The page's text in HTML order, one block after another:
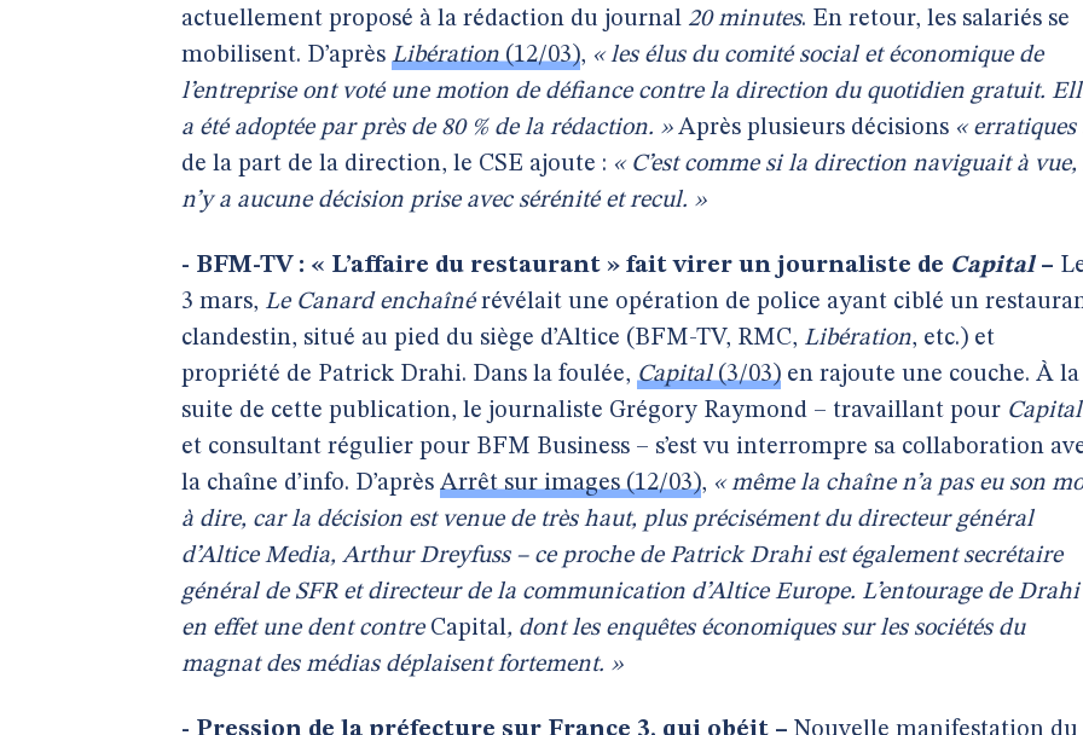
actuellement proposé à la rédaction du journal 20 minutes. En retour, les salariés se
mobilisent. D’après Libération(12/03), « les élus du comité social et économique de
l’entreprise ont voté une motion de défiance contre la direction du quotidien gratuit.
a été adoptée par près de 80 % de la rédaction. »Après plusieurs décisions « erratiques
de la part de la direction, le CSE ajoute : « C’est comme si la direction naviguait à
n’y a aucune décision prise avec sérénité et recul. »
- BFM-TV : « L’affaire du restaurant » fait virer un journaliste de Capital–
3 mars, Le Canard enchaînérévélait une opération de police ayant ciblé un
clandestin, situé au pied du siège d’Altice (BFM-TV, RMC, Libération, etc.) et
propriété de Patrick Drahi. Dans la foulée, Capital(3/03) en rajoute une couche. À la
suite de cette publication, le journaliste Grégory Raymond – travaillant pour Capital
et consultant régulier pour BFM Business – s’est vu interrompre sa collaboration
la chaîne d’info. D’après Arrêt sur images (12/03), « même la chaîne n’a pas eu son
à dire, car la décision est venue de très haut, plus précisément du directeur général
d’Altice Media, Arthur Dreyfuss – ce proche de Patrick Drahi est également secrétaire
général de SFR et directeur de la communication d’Altice Europe. L’entourage de Drahi
en effet une dent contre Capital, dont les enquêtes économiques sur les sociétés du
magnat des médias déplaisent fortement. »
- Pression de la préfecture sur France 3, qui obéit – Nouvelle manifestation du